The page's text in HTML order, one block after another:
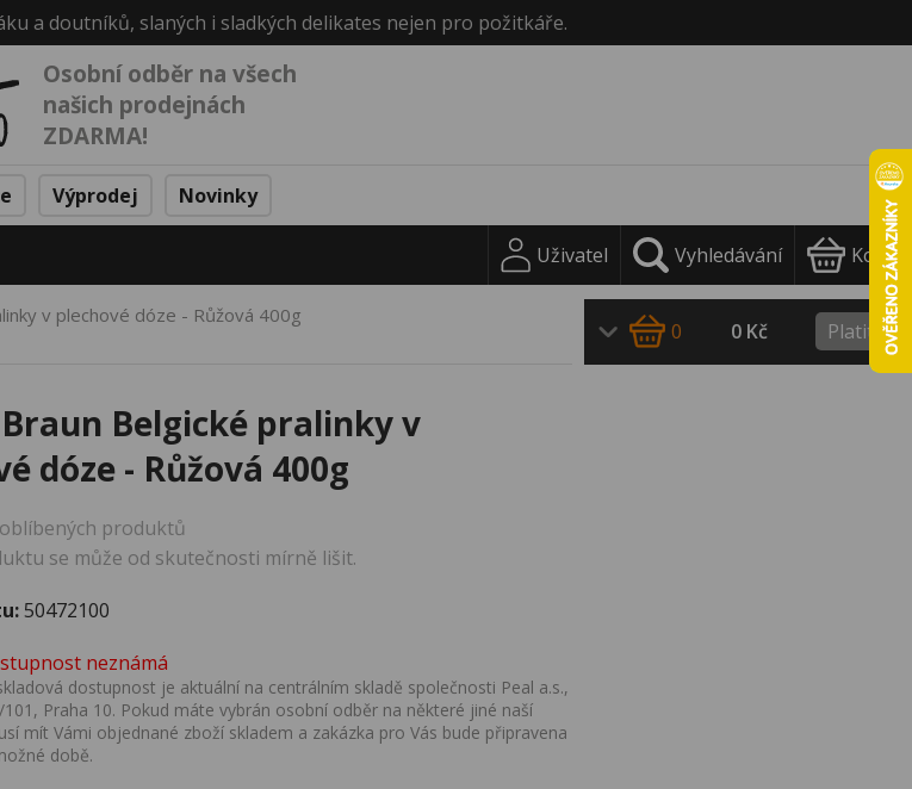
a doutníků, slaných i sladkých delikates nejen pro požitkáře.
Osobní odběr na všech
našich prodejnách
ZDARMA!
Výprodej Novinky
Uživatel Vyhledávání Košík
v plechové dóze - Růžová 400g
Belgické pralinky v
dóze - Růžová 400g
produktů
se může od skutečnosti mírně lišit.
50472100
neznámá
dostupnost je aktuální na centrálním skladě společnosti Peal a.s.,
101, Praha 10. Pokud máte vybrán osobní odběr na některé jiné naší
mít Vámi objednané zboží skladem a zakázka pro Vás bude připravena
době.
0 0 Kč Platit